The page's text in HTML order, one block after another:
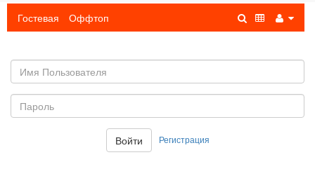
Гостевая Оффтоп
пользователя
Войти Регистрация